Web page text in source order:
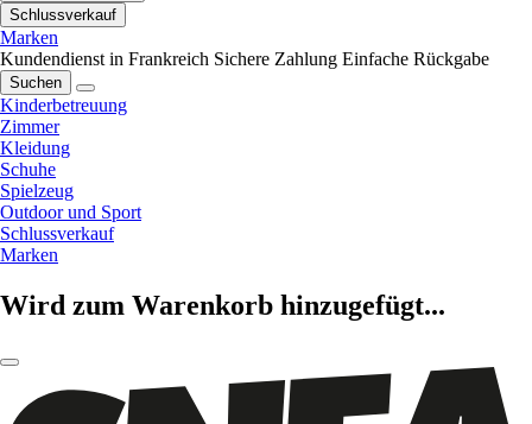
Schlussverkauf
Marken
Kundendienst in Frankreich Sichere Zahlung Einfache Rückgabe
Suchen
Kinderbetreuung
Zimmer
Kleidung
Schuhe
Spielzeug
Outdoor und Sport
Schlussverkauf
Marken
Wird zum Warenkorb hinzugefügt...